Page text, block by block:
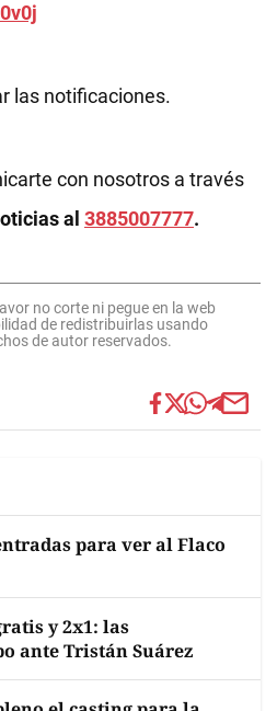
las notificaciones.
con nosotros a través
al 3885007777.
no corte ni pegue en la web
de redistribuirlas usando
de autor reservados.
para ver al Flaco
y 2x1: las
ante Tristán Suárez